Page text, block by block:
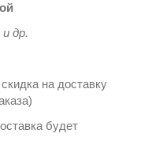
др.
на доставку
будет